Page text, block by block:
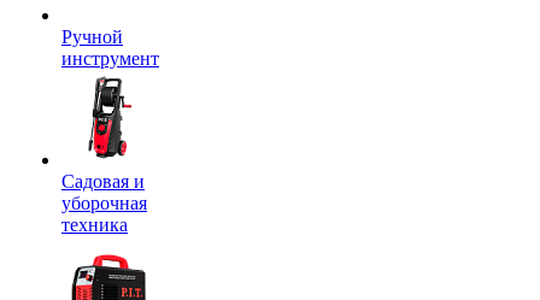
Ручной
инструмент
Садовая и
уборочная
техника